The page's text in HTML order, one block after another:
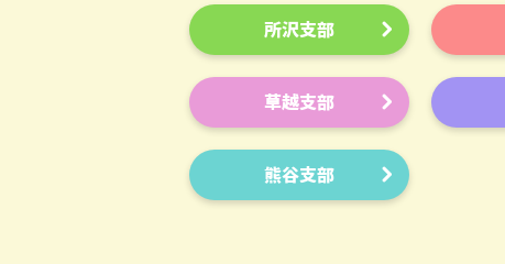
所沢支部
草越支部
熊谷支部